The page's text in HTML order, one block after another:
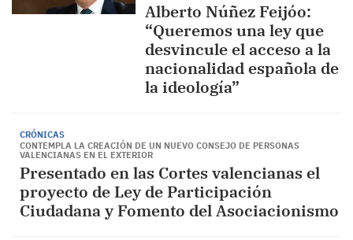
Alberto Núñez Feijóo:
“Queremos una ley que
desvincule el acceso a la
nacionalidad española de
la ideología”
CRÓNICAS
CONTEMPLA LA CREACIÓN DE UN NUEVO CONSEJO DE PERSONAS
VALENCIANAS EN EL EXTERIOR
Presentado en las Cortes valencianas el
proyecto de Ley de Participación
Ciudadana y Fomento del Asociacionismo